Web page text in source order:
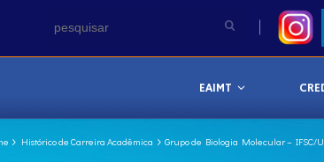
EAIMT
Histórico de Carreira Acadêmica
Grupo de Biologia Molecular – IFSC/